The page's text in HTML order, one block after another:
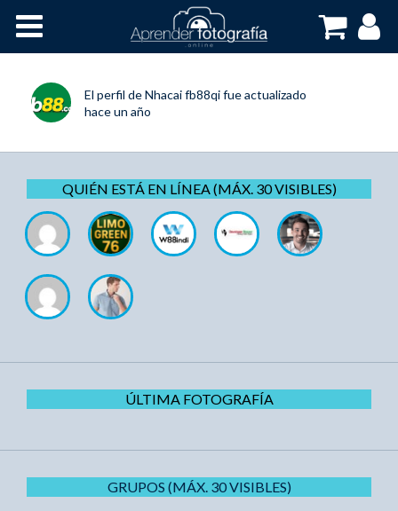
Cursos OnLine
El perfil deNhacai fb88qifue actualizado
hace un año
QUIÉN ESTÁ EN LÍNEA (MÁX. 30 VISIBLES)
ÚLTIMA FOTOGRAFÍA
GRUPOS (MÁX. 30 VISIBLES)